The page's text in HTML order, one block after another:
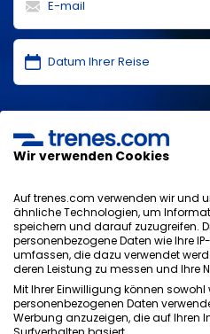
allgemeinen Bedingungen
gelesen und akzeptiere sie.
Wir verwenden Cookies
Auf trenes.com verwenden wir und
ähnliche Technologien, um
speichern und darauf zuzugreifen.
personenbezogene Daten wie Ihre
umfassen, die dazu verwendet
deren Leistung zu messen und Ihre
Mit Ihrer Einwilligung können
personenbezogenen Daten
Werbung anzuzeigen, die auf Ihren